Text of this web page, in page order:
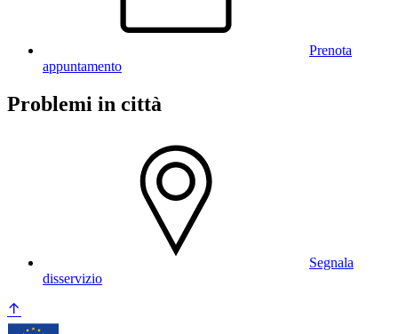
Prenota
appuntamento
Problemi in città
Segnala
disservizio